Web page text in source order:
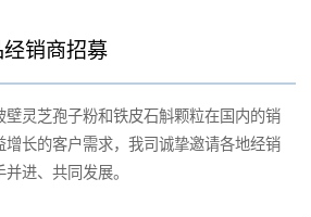
，现就杭州医学院资产经营有限公司工资
情况见附件。
销商招募
壁灵芝孢子粉和铁皮石斛颗粒在国内的销
长的客户需求，我司诚挚邀请各地经销
进、共同发展。